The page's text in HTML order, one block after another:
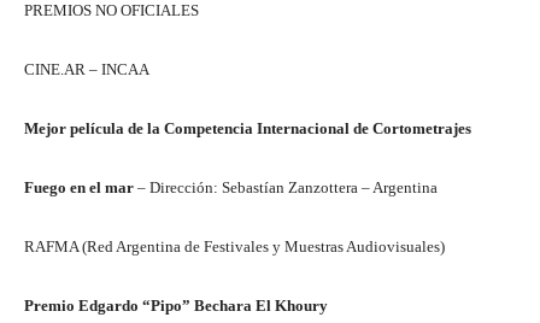
PREMIOS NO OFICIALES
CINE.AR – INCAA
Mejor película de la Competencia Internacional de Cortometrajes
Fuego en el mar – Dirección: Sebastían Zanzottera – Argentina
RAFMA (Red Argentina de Festivales y Muestras Audiovisuales)
Premio Edgardo “Pipo” Bechara El Khoury